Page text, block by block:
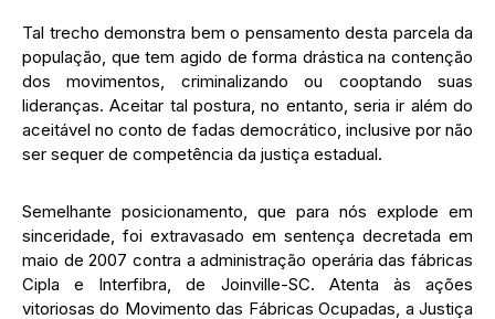
Tal trecho demonstra bem o pensamento desta parcela da
população, que tem agido de forma drástica na contenção
dos movimentos, criminalizando ou cooptando suas
lideranças. Aceitar tal postura, no entanto, seria ir além do
aceitável no conto de fadas democrático, inclusive por não
ser sequer de competência da justiça estadual.
Semelhante posicionamento, que para nós explode em
sinceridade, foi extravasado em sentença decretada em
maio de 2007 contra a administração operária das fábricas
Cipla e Interfibra, de Joinville-SC. Atenta às ações
vitoriosas do Movimento das Fábricas Ocupadas, a Justiça